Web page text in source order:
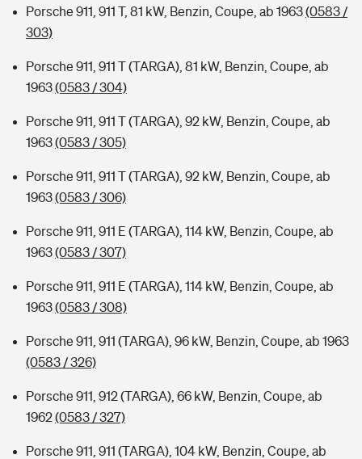
Tools
Kinderunfall-Check: Mehr Sicherheit für deine Kids
Sie haben Fragen?
Porsche 911, 911 T, 81 kW, Benzin, Coupe, ab 1963(0583 /
303)
Porsche 911, 911 T (TARGA), 81 kW, Benzin, Coupe, ab
1963(0583 / 304)
Porsche 911, 911 T (TARGA), 92 kW, Benzin, Coupe, ab
1963(0583 / 305)
Porsche 911, 911 T (TARGA), 92 kW, Benzin, Coupe, ab
1963(0583 / 306)
Porsche 911, 911 E (TARGA), 114 kW, Benzin, Coupe, ab
1963(0583 / 307)
Porsche 911, 911 E (TARGA), 114 kW, Benzin, Coupe, ab
1963(0583 / 308)
Porsche 911, 911 (TARGA), 96 kW, Benzin, Coupe, ab 1963
(0583 / 326)
Porsche 911, 912 (TARGA), 66 kW, Benzin, Coupe, ab
1962(0583 / 327)
Porsche 911, 911 (TARGA), 104 kW, Benzin, Coupe, ab